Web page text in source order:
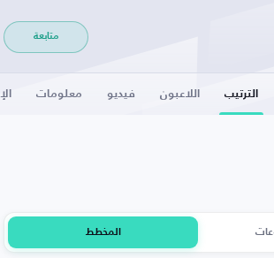
متابعة
الترتيب اللاعبون فيديو معلومات
المخطط